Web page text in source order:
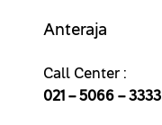
Anteraja
Call Center :
021 – 5066 – 3333